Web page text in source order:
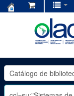
OLADE
-